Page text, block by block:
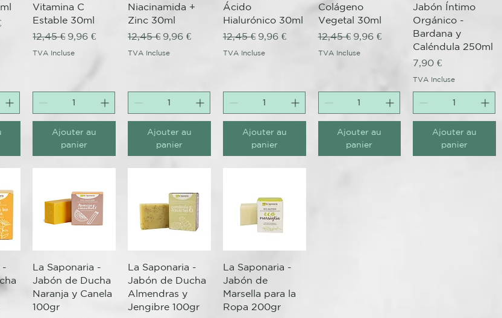
Vitamina C
Estable 30ml
Prix original
12,45 € Prix promotionnel
9,96 €
TVA Incluse
Ajouter au
panier
Niacinamida +
Zinc 30ml
Prix original
12,45 € Prix promotionnel
9,96 €
TVA Incluse
Ajouter au
panier
Ácido
Hialurónico 30ml
Prix original
12,45 € Prix promotionnel
9,96 €
TVA Incluse
Ajouter au
panier
Colágeno
Vegetal 30ml
Prix original
12,45 € Prix promotionnel
9,96 €
TVA Incluse
Ajouter au
panier
Jabón Íntimo
Orgánico -
Bardana y
Caléndula 250ml
Prix
7,90 €
TVA Incluse
Ajouter au
panier
-
Aperçu rapide
La Saponaria -
Jabón de Ducha
Naranja y Canela
100gr
Aperçu rapide
La Saponaria -
Jabón de Ducha
Almendras y
Jengibre 100gr
Aperçu rapide
La Saponaria -
Jabón de
Marsella para la
Ropa 200gr